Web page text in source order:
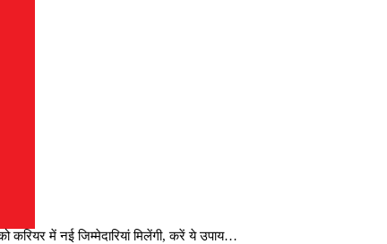
करियर में नई जिम्मेदारियां मिलेंगी, करें ये उपाय…